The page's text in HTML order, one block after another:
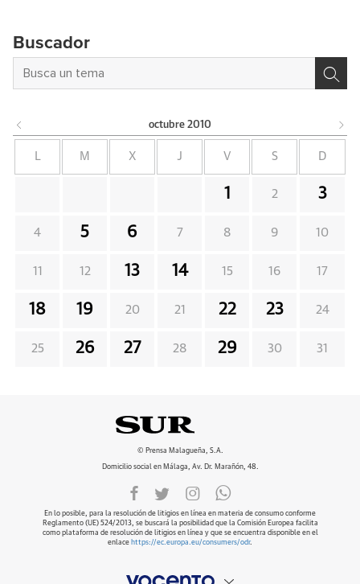
Buscador
octubre 2010
L M X J V S D
1 2 3
4 5 6 7 8 9 10
11 12 13 14 15 16 17
18 19 20 21 22 23 24
25 26 27 28 29 30 31
© Prensa Malagueña, S.A.
Domicilio social en Málaga, Av. Dr. Marañón, 48.
En lo posible, para la resolución de litigios en línea en materia de consumo conforme
Reglamento (UE) 524/2013, se buscará la posibilidad que la Comisión Europea facilita
como plataforma de resolución de litigios en línea y que se encuentra disponible en el
enlace https://ec.europa.eu/consumers/odr.